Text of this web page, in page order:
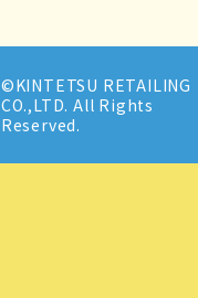
©KINTETSU RETAILING
CO.,LTD. All Rights
Reserved.